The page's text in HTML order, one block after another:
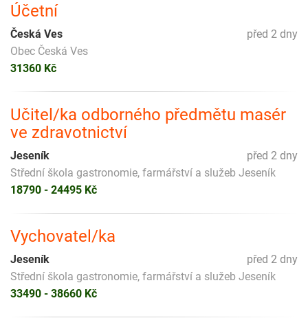
Účetní
před 2 dny
Česká Ves
Obec Česká Ves
31360 Kč
Učitel/ka odborného předmětu masér
ve zdravotnictví
před 2 dny
Jeseník
Střední škola gastronomie, farmářství a služeb Jeseník
18790 - 24495 Kč
Vychovatel/ka
před 2 dny
Jeseník
Střední škola gastronomie, farmářství a služeb Jeseník
33490 - 38660 Kč